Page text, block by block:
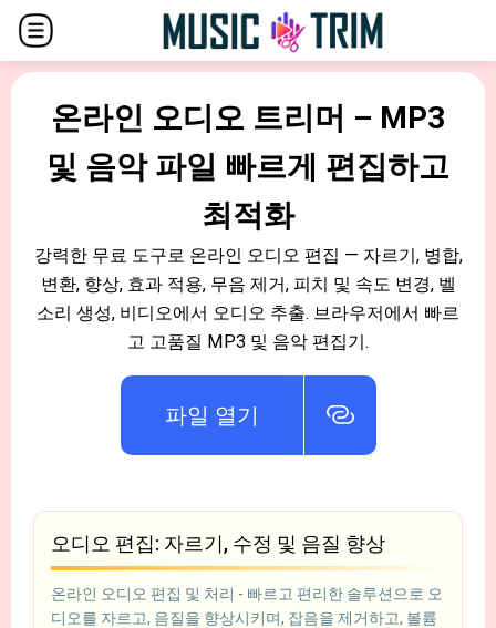
온라인 오디오 트리머 – MP3
및 음악 파일 빠르게 편집하고
최적화
강력한 무료 도구로 온라인 오디오 편집 — 자르기, 병합,
변환, 향상, 효과 적용, 무음 제거, 피치 및 속도 변경, 벨
소리 생성, 비디오에서 오디오 추출. 브라우저에서 빠르
고 고품질 MP3 및 음악 편집기.
파일 열기
오디오 편집: 자르기, 수정 및 음질 향상
온라인 오디오 편집 및 처리 - 빠르고 편리한 솔루션으로 오
디오를 자르고, 음질을 향상시키며, 잡음을 제거하고, 볼륨